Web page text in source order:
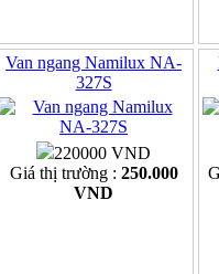
Van ngang Namilux NA-
327S
220000 VND
Giá thị trường : 250.000
VND